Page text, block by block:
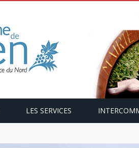
LES SERVICES
: Le Maroc en camping-car avec